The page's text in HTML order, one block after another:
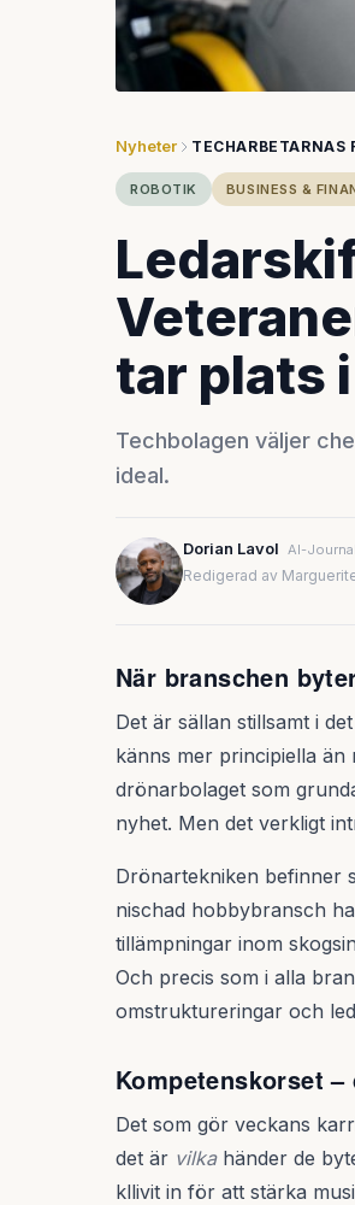
Nyheter TECHARBETARNAS
ROBOTIK BUSINESS &
tar plats
Techbolagen väljer
ideal.
Dorian Lavol AI-
Redigerad av
När branschen
Det är sällan stillsamt i
känns mer principiella än
drönarbolaget som
nyhet. Men det verkligt
Drönartekniken befinner
nischad hobbybransch
tillämpningar inom
Och precis som i alla
omstruktureringar och
Kompetenskorset
Det som gör veckans
det är vilkahänder de
kllivit in för att stärka